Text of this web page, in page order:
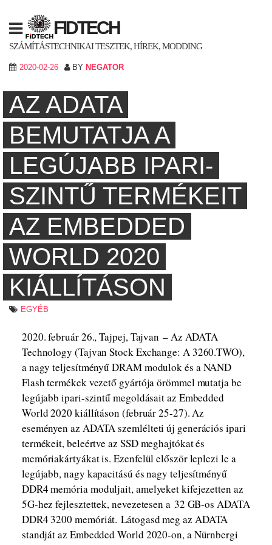
content
FIDTECH
SZÁMÍTÁSTECHNIKAI TESZTEK, HÍREK, MODDING
2020-02-26 BY NEGATOR
AZ ADATA
BEMUTATJA A
LEGÚJABB IPARI-
SZINTŰ TERMÉKEIT
AZ EMBEDDED
WORLD 2020
KIÁLLÍTÁSON
EGYÉB
2020. február 26., Tajpej, Tajvan – Az ADATA
Technology (Tajvan Stock Exchange: A 3260.TWO),
a nagy teljesítményű DRAM modulok és a NAND
Flash termékek vezető gyártója örömmel mutatja be
legújabb ipari-szintű megoldásait az Embedded
World 2020 kiállításon (február 25-27). Az
eseményen az ADATA szemlélteti új generációs ipari
termékeit, beleértve az SSD meghajtókat és
memóriakártyákat is. Ezenfelül először leplezi le a
legújabb, nagy kapacitású és nagy teljesítményű
DDR4 memória moduljait, amelyeket kifejezetten az
5G-hez fejlesztettek, nevezetesen a 32 GB-os ADATA
DDR4 3200 memóriát. Látogasd meg az ADATA
standját az Embedded World 2020-on, a Nürnbergi